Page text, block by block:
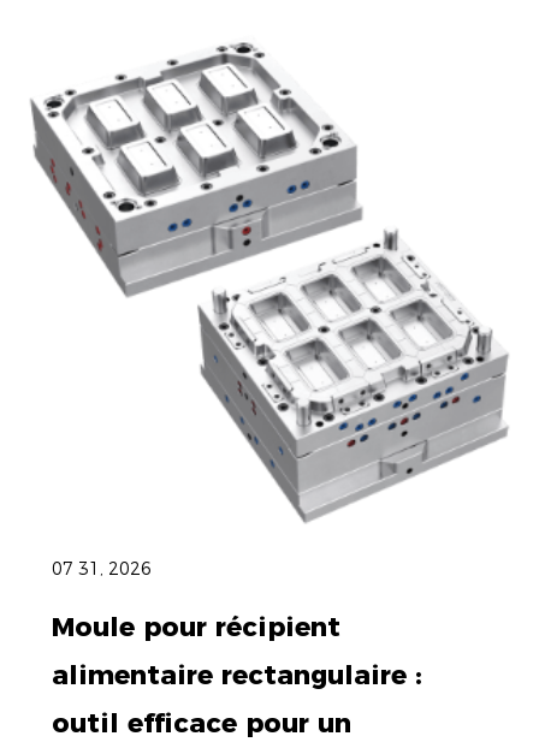
07 31, 2026
Moule pour récipient
alimentaire rectangulaire :
outil efficace pour un